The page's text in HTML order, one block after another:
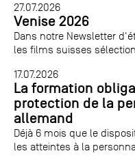
27.07.2026
Venise 2026
Dans notre Newsletter
les films suisses
17.07.2026
La formation
protection de la
allemand
Déjà 6 mois que le
les atteintes à la